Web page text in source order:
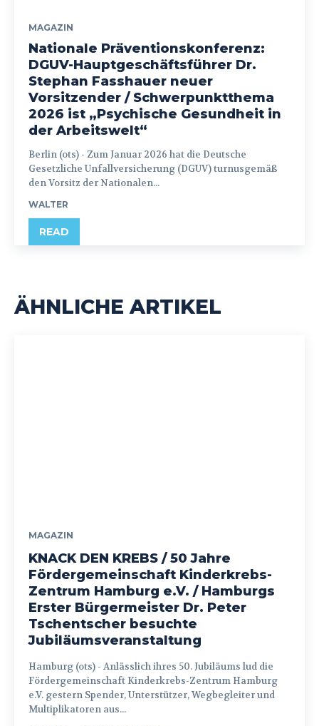
MAGAZIN
Nationale Präventionskonferenz:
DGUV-Hauptgeschäftsführer Dr.
Stephan Fasshauer neuer
Vorsitzender / Schwerpunktthema
2026 ist „Psychische Gesundheit in
der Arbeitswelt“
Berlin (ots) - Zum Januar 2026 hat die Deutsche
Gesetzliche Unfallversicherung (DGUV) turnusgemäß
den Vorsitz der Nationalen...
WALTER
READ
ÄHNLICHE ARTIKEL
MAGAZIN
KNACK DEN KREBS / 50 Jahre
Fördergemeinschaft Kinderkrebs-
Zentrum Hamburg e.V. / Hamburgs
Erster Bürgermeister Dr. Peter
Tschentscher besuchte
Jubiläumsveranstaltung
Hamburg (ots) - Anlässlich ihres 50. Jubiläums lud die
Fördergemeinschaft Kinderkrebs-Zentrum Hamburg
e.V. gestern Spender, Unterstützer, Wegbegleiter und
Multiplikatoren aus...